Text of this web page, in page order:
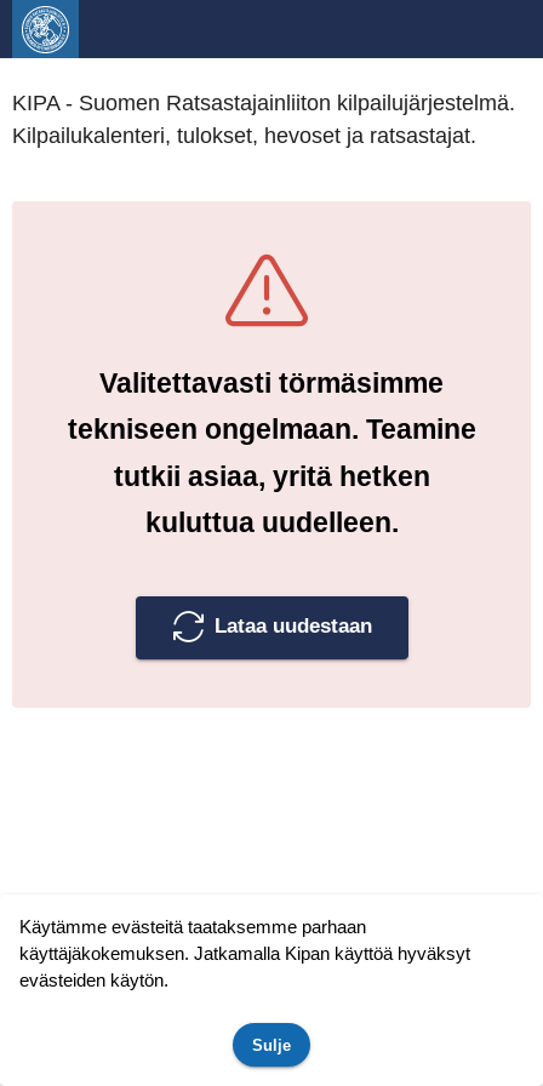
KIPA - Suomen Ratsastajainliiton kilpailujärjestelmä.
Kilpailukalenteri, tulokset, hevoset ja ratsastajat.
Valitettavasti törmäsimme
tekniseen ongelmaan. Teamine
tutkii asiaa, yritä hetken
kuluttua uudelleen.
Lataa uudestaan
Käytämme evästeitä taataksemme parhaan
käyttäjäkokemuksen. Jatkamalla Kipan käyttöä hyväksyt
evästeiden käytön.
Sulje